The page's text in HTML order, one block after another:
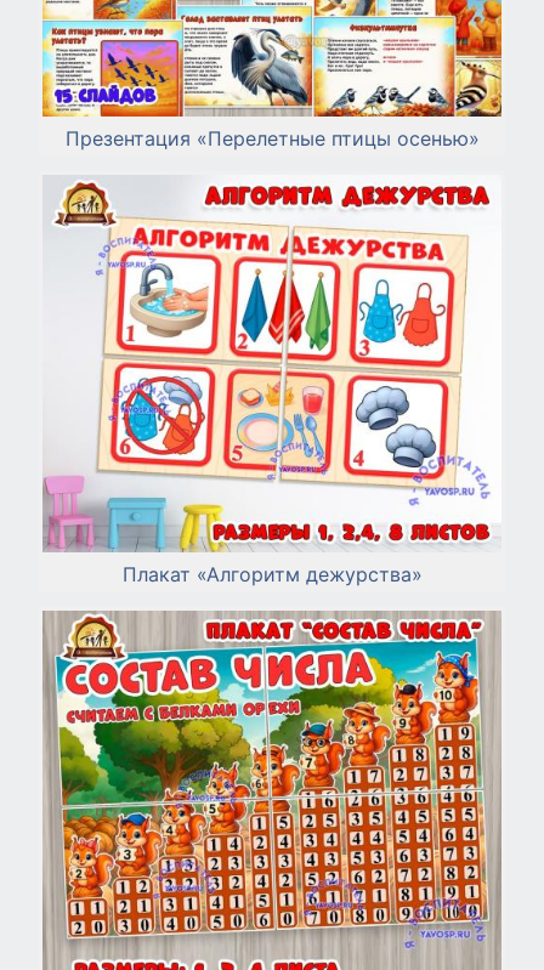
Презентация «Перелетные птицы осенью»
Плакат «Алгоритм дежурства»